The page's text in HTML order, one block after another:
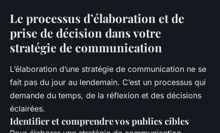
Le processus d’élaboration et de
prise de décision dans votre
stratégie de communication
L’élaboration d’une stratégie de communication ne se
fait pas du jour au lendemain. C’est un processus qui
demande du temps, de la réflexion et des décisions
éclairées.
Identifier et comprendre vos publics cibles